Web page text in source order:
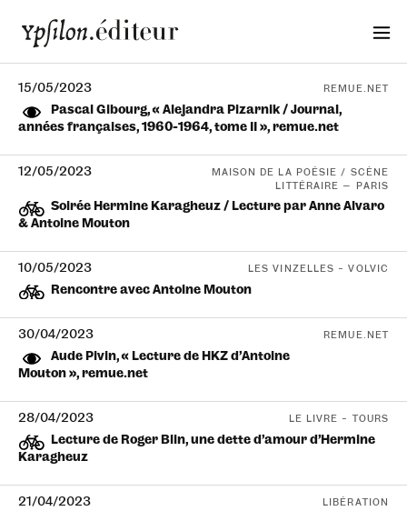
15/05/2023
Pascal Gibourg, « Alejandra Pizarnik / Journal,
années françaises, 1960-1964, tome II », remue.net
REMUE.NET
12/05/2023
Soirée Hermine Karagheuz / Lecture par Anne Alvaro
& Antoine Mouton
MAISON DE LA POÉSIE / SCÈNE
LITTÉRAIRE — PARIS
10/05/2023
Rencontre avec Antoine Mouton
LES VINZELLES – VOLVIC
30/04/2023
Aude Pivin, « Lecture de HKZ d’Antoine
Mouton », remue.net
REMUE.NET
28/04/2023
Lecture de Roger Blin, une dette d’amour d’Hermine
Karagheuz
LE LIVRE – TOURS
21/04/2023 LIBÉRATION